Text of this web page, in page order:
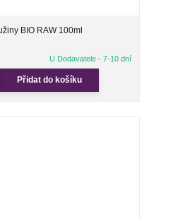
BIO RAW 100ml
U Dodavatele - 7-10 dní
Přidat do košíku